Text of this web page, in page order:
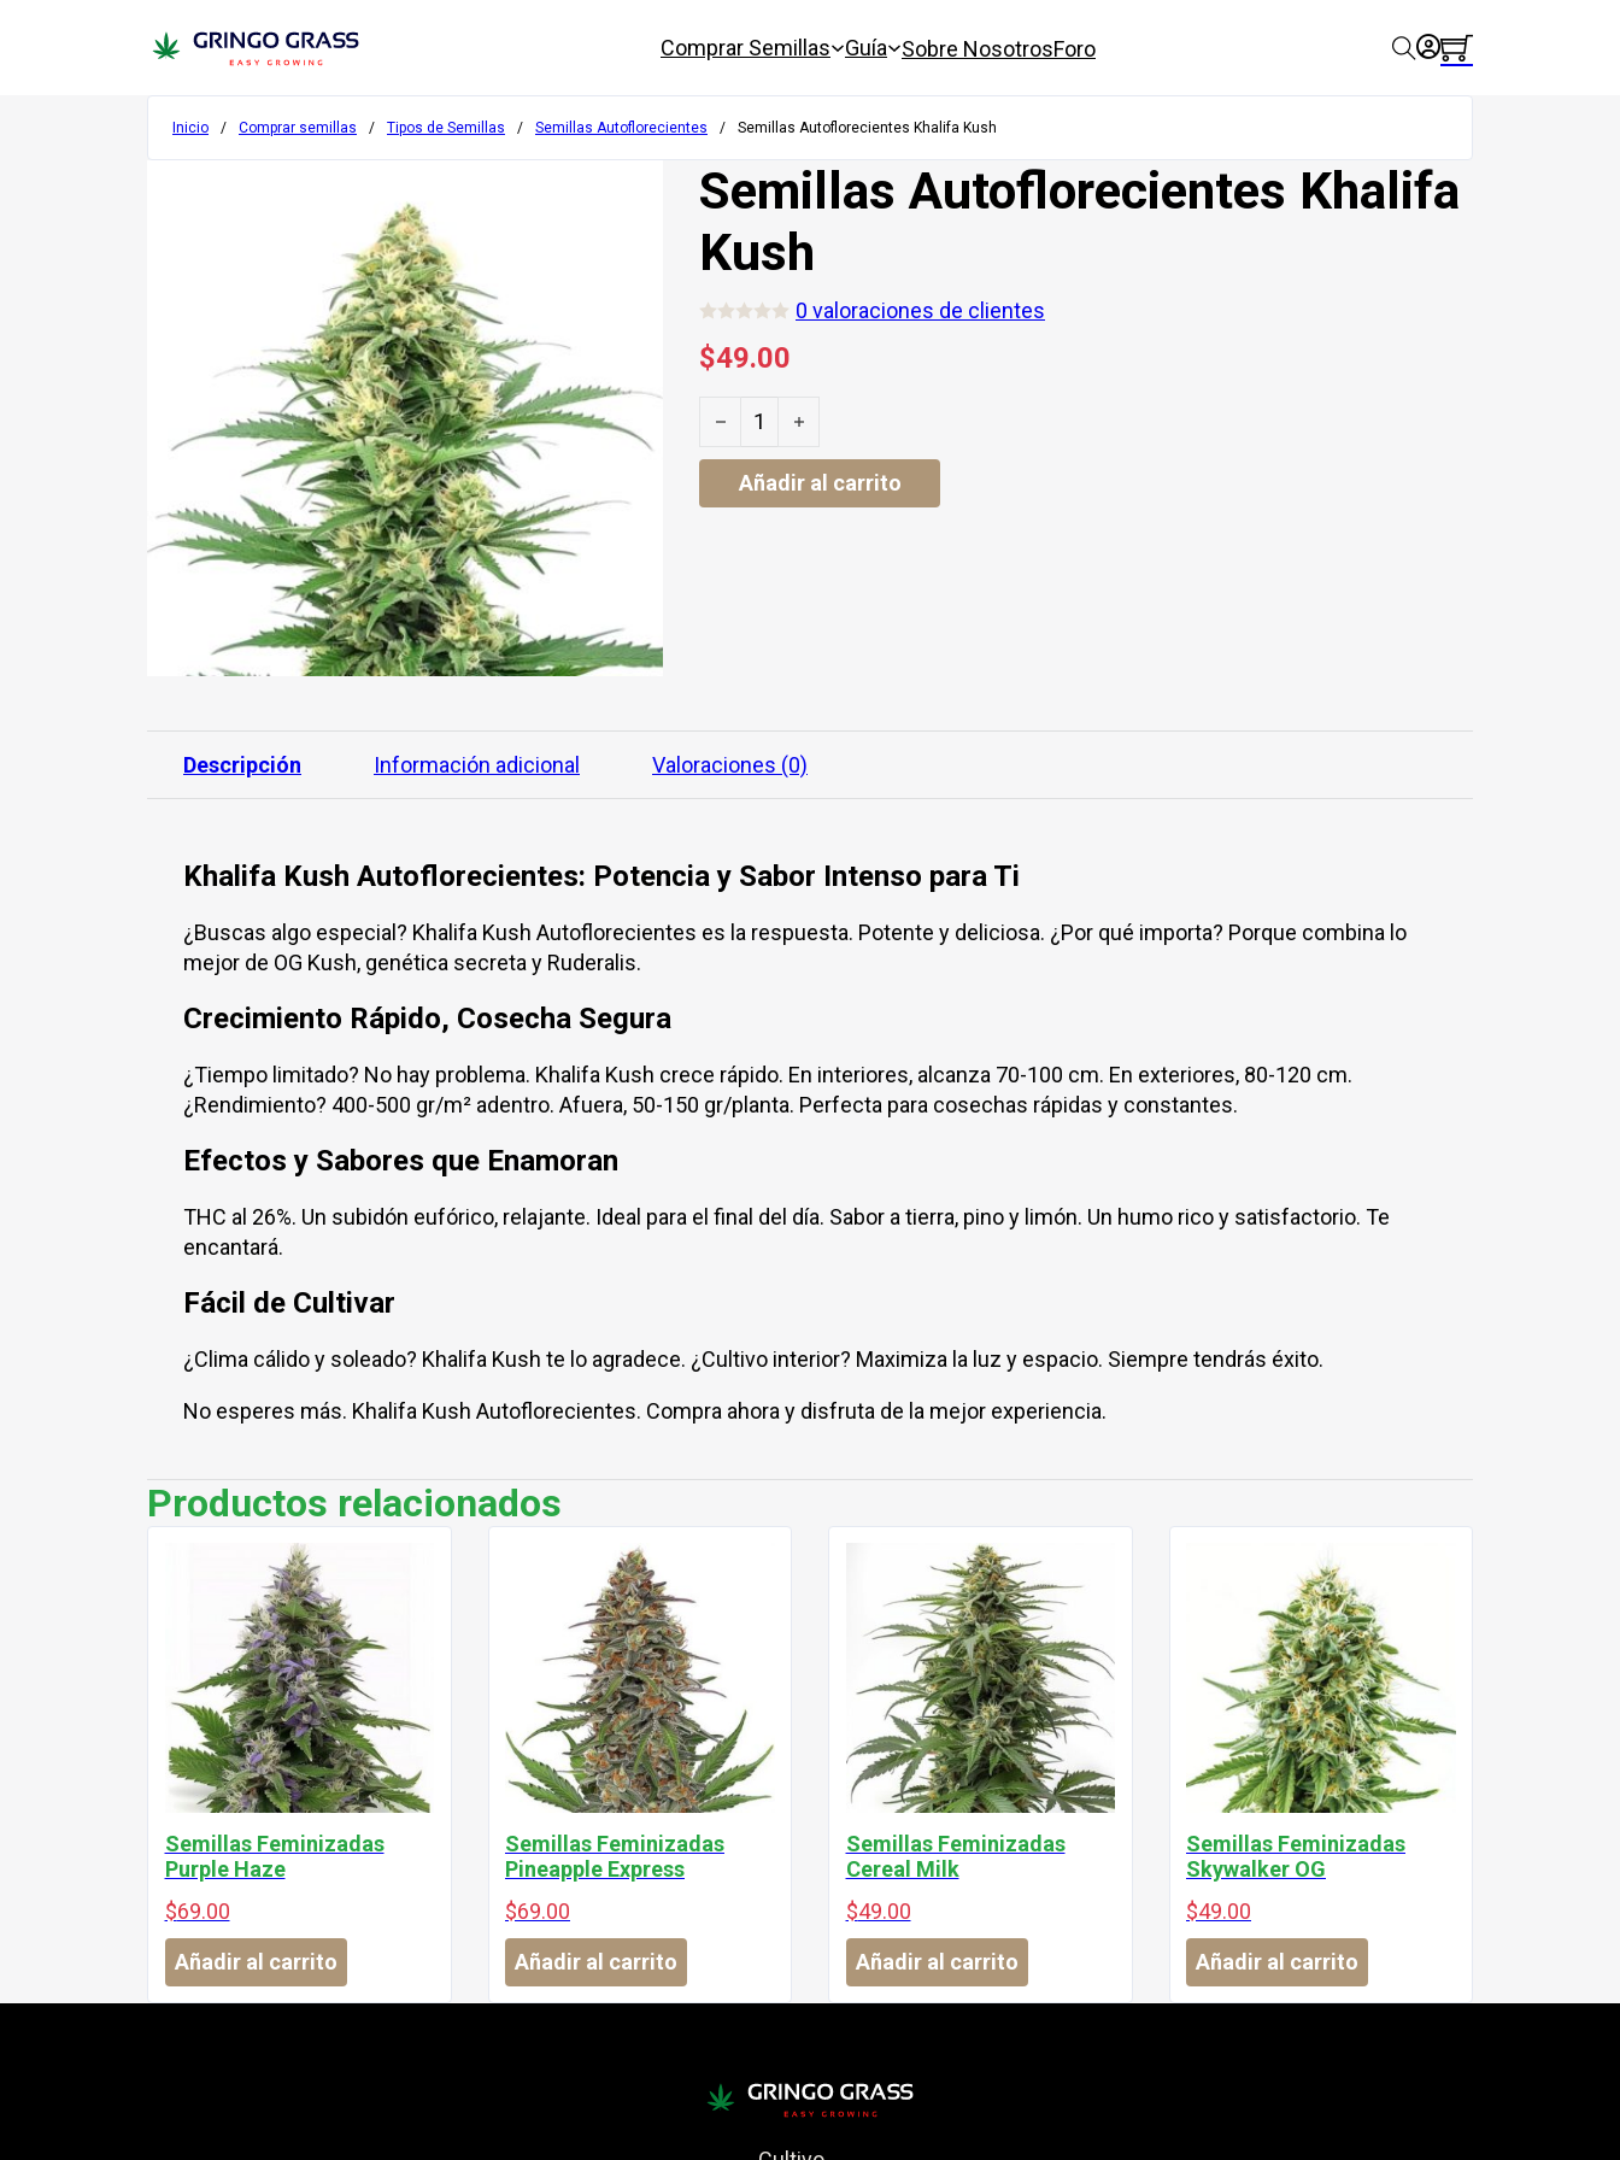
Comprar Semillas Guía Sobre NosotrosForo
Inicio / Comprar semillas / Tipos de Semillas / Semillas Autoflorecientes / Semillas Autoflorecientes Khalifa Kush
Semillas Autoflorecientes Khalifa
Kush
a
l
o
n
0 valoraciones de clientes
$49.00
Semillas Autoflorecientes Khalifa Kush cantidad
Añadir al carrito
Descripción Información adicional Valoraciones (0)
Khalifa Kush Autoflorecientes: Potencia y Sabor Intenso para Ti
¿Buscas algo especial? Khalifa Kush Autoflorecientes es la respuesta. Potente y deliciosa. ¿Por qué importa? Porque combina lo
mejor de OG Kush, genética secreta y Ruderalis.
Crecimiento Rápido, Cosecha Segura
¿Tiempo limitado? No hay problema. Khalifa Kush crece rápido. En interiores, alcanza 70-100 cm. En exteriores, 80-120 cm.
¿Rendimiento? 400-500 gr/m² adentro. Afuera, 50-150 gr/planta. Perfecta para cosechas rápidas y constantes.
Efectos y Sabores que Enamoran
THC al 26%. Un subidón eufórico, relajante. Ideal para el final del día. Sabor a tierra, pino y limón. Un humo rico y satisfactorio. Te
encantará.
Fácil de Cultivar
¿Clima cálido y soleado? Khalifa Kush te lo agradece. ¿Cultivo interior? Maximiza la luz y espacio. Siempre tendrás éxito.
No esperes más. Khalifa Kush Autoflorecientes. Compra ahora y disfruta de la mejor experiencia.
Productos relacionados
Semillas Feminizadas
Purple Haze
$69.00
Añadir al carrito
Semillas Feminizadas
Pineapple Express
$69.00
Añadir al carrito
Semillas Feminizadas
Cereal Milk
$49.00
Añadir al carrito
Semillas Feminizadas
Skywalker OG
$49.00
Añadir al carrito